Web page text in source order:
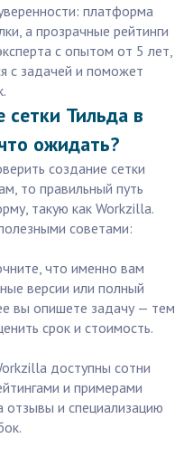
платформа
а прозрачные рейтинги
с опытом от 5 лет,
с задачей и поможет
сетки Тильда в
ожидать?
создание сетки
то правильный путь
такую как Workzilla.
советами:
что именно вам
версии или полный
вы опишете задачу — тем
срок и стоимость.
доступны сотни
и примерами
и специализацию